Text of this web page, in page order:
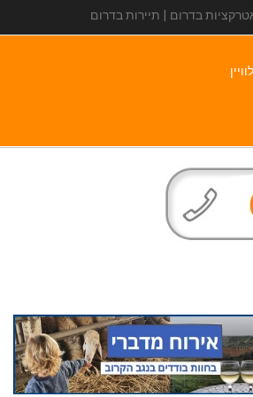
בדרום | תיירות בדרום